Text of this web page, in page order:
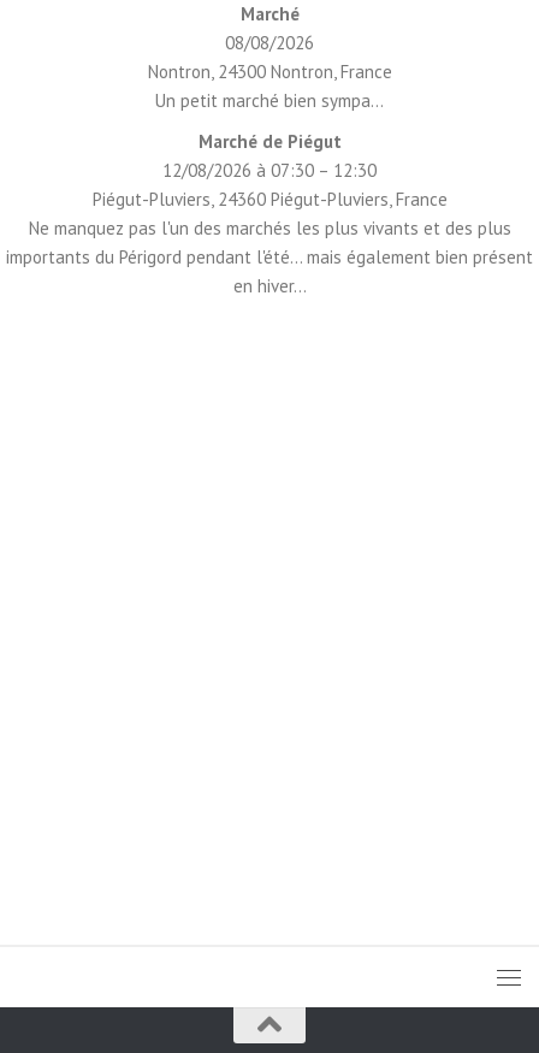
Marché
08/08/2026
Nontron, 24300 Nontron, France
Un petit marché bien sympa...
Marché de Piégut
12/08/2026 à 07:30 – 12:30
Piégut-Pluviers, 24360 Piégut-Pluviers, France
Ne manquez pas l'un des marchés les plus vivants et des plus
importants du Périgord pendant l'été... mais également bien présent
en hiver...